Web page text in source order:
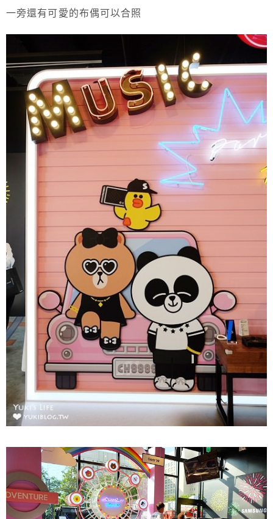
一旁還有可愛的布偶可以合照